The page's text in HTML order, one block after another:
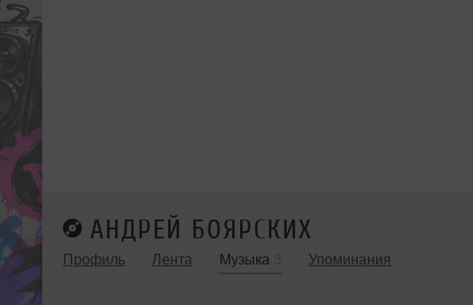
АНДРЕЙ БОЯРСКИХ
Профиль Лента Музыка Упоминания